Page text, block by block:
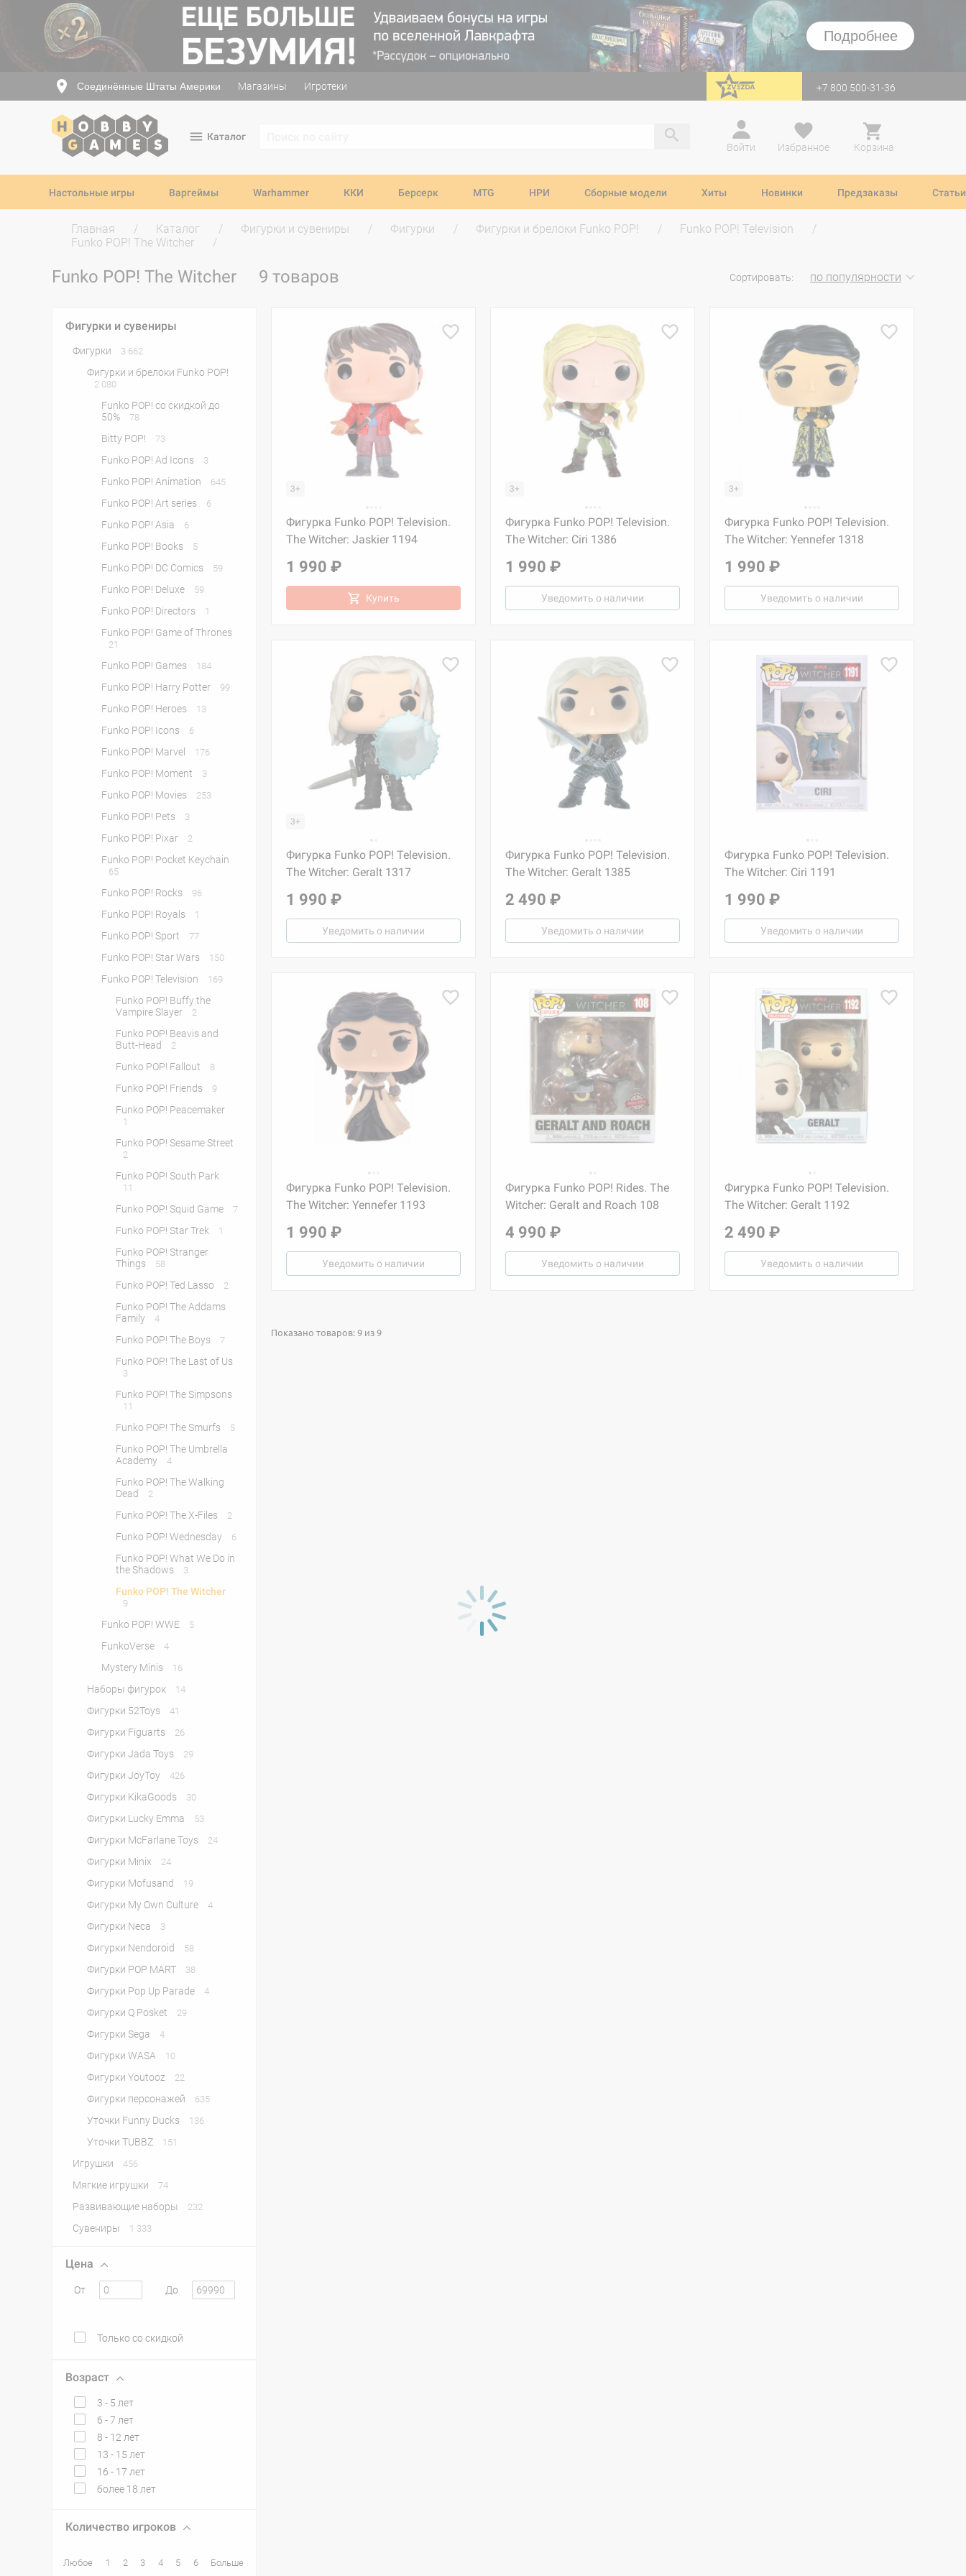
Подробнее
Соединённые Штаты Америки Магазины Игротеки перейти на Zvezda +7 800 500-31-36
Каталог
Войти
Избранное Корзина
Настольные игры Варгеймы Warhammer ККИ Берсерк MTG НРИ Сборные модели Хиты Новинки Предзаказы Статьи
Главная Каталог Фигурки и сувениры Фигурки Фигурки и брелоки Funko POP!
Funko POP! Television
Funko POP! The Witcher
Funko POP! The Witcher 9 товаров Сортировать: по популярности
Фигурки и сувениры
Фигурки 3 662
Фигурки и брелоки Funko POP!
2 080
Funko POP! со скидкой до
50%
78
Bitty POP! 73
Funko POP! Ad Icons 3
Funko POP! Animation 645
Funko POP! Art series 6
Funko POP! Asia 6
Funko POP! Books 5
Funko POP! DC Comics 59
Funko POP! Deluxe 59
Funko POP! Directors 1
Funko POP! Game of Thrones
21
Funko POP! Games 184
Funko POP! Harry Potter 99
Funko POP! Heroes 13
Funko POP! Icons 6
Funko POP! Marvel 176
Funko POP! Moment 3
Funko POP! Movies 253
Funko POP! Pets 3
Funko POP! Pixar 2
Funko POP! Pocket Keychain
65
Funko POP! Rocks 96
Funko POP! Royals 1
Funko POP! Sport 77
Funko POP! Star Wars 150
Funko POP! Television 169
Funko POP! Buffy the
Vampire Slayer
2
Funko POP! Beavis and
Butt-Head
2
Funko POP! Fallout 8
Funko POP! Friends 9
Funko POP! Peacemaker
1
Funko POP! Sesame Street
2
Funko POP! South Park
11
Funko POP! Squid Game 7
Funko POP! Star Trek 1
Funko POP! Stranger
Things
58
Funko POP! Ted Lasso 2
Funko POP! The Addams
Family
4
Funko POP! The Boys 7
Funko POP! The Last of Us
3
Funko POP! The Simpsons
11
Funko POP! The Smurfs 5
Funko POP! The Umbrella
Academy
4
Funko POP! The Walking
Dead
2
Funko POP! The X-Files 2
Funko POP! Wednesday 6
Funko POP! What We Do in
the Shadows
3
Funko POP! The Witcher
9
Funko POP! WWE 5
FunkoVerse 4
Mystery Minis 16
Наборы фигурок 14
Фигурки 52Toys 41
Фигурки Figuarts 26
Фигурки Jada Toys 29
Фигурки JoyToy 426
Фигурки KikaGoods 30
Фигурки Lucky Emma 53
Фигурки McFarlane Toys 24
Фигурки Minix 24
Фигурки Mofusand 19
Фигурки My Own Culture 4
Фигурки Neca 3
Фигурки Nendoroid 58
Фигурки POP MART 38
Фигурки Pop Up Parade 4
Фигурки Q Posket 29
Фигурки Sega 4
Фигурки WASA 10
Фигурки Youtooz 22
Фигурки персонажей 635
Уточки Funny Ducks 136
Уточки TUBBZ 151
Игрушки 456
Мягкие игрушки 74
Развивающие наборы 232
Сувениры 1 333
Цена
От До
Только со скидкой
Возраст
3 - 5 лет
6 - 7 лет
8 - 12 лет
13 - 15 лет
16 - 17 лет
более 18 лет
Количество игроков
Любое 1 2 3 4 5 6 Больше
3+
Фигурка Funko POP! Television.
The Witcher: Jaskier 1194
1 990 ₽
Купить
3+
Фигурка Funko POP! Television.
The Witcher: Ciri 1386
1 990 ₽
Уведомить о наличии
3+
Фигурка Funko POP! Television.
The Witcher: Yennefer 1318
1 990 ₽
Уведомить о наличии
3+
Фигурка Funko POP! Television.
The Witcher: Geralt 1317
1 990 ₽
Уведомить о наличии
Фигурка Funko POP! Television.
The Witcher: Geralt 1385
2 490 ₽
Уведомить о наличии
Фигурка Funko POP! Television.
The Witcher: Ciri 1191
1 990 ₽
Уведомить о наличии
Фигурка Funko POP! Television.
The Witcher: Yennefer 1193
1 990 ₽
Уведомить о наличии
Фигурка Funko POP! Rides. The
Witcher: Geralt and Roach 108
4 990 ₽
Уведомить о наличии
Фигурка Funko POP! Television.
The Witcher: Geralt 1192
2 490 ₽
Уведомить о наличии
Показано товаров: 9 из 9